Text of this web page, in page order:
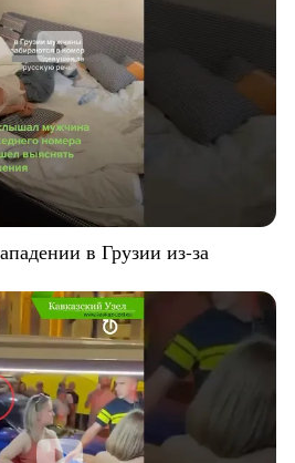
в Грузии из-за